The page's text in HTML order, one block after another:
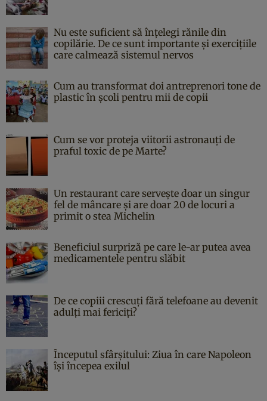
Nu este suficient să înțelegi rănile din
copilărie. De ce sunt importante și exercițiile
care calmează sistemul nervos
Cum au transformat doi antreprenori tone de
plastic în școli pentru mii de copii
Cum se vor proteja viitorii astronauți de
praful toxic de pe Marte?
Un restaurant care servește doar un singur
fel de mâncare și are doar 20 de locuri a
primit o stea Michelin
Beneficiul surpriză pe care le-ar putea avea
medicamentele pentru slăbit
De ce copiii crescuți fără telefoane au devenit
adulți mai fericiți?
Începutul sfârşitului: Ziua în care Napoleon
îşi începea exilul